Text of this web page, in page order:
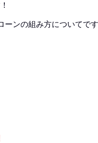
ローンの組み方につい